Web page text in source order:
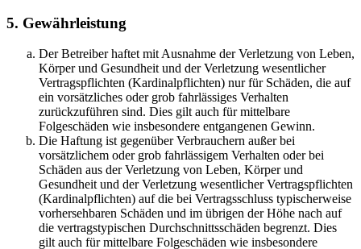
5. Gewährleistung
Der Betreiber haftet mit Ausnahme der Verletzung von Leben,
Körper und Gesundheit und der Verletzung wesentlicher
Vertragspflichten (Kardinalpflichten) nur für Schäden, die auf
ein vorsätzliches oder grob fahrlässiges Verhalten
zurückzuführen sind. Dies gilt auch für mittelbare
Folgeschäden wie insbesondere entgangenen Gewinn.
Die Haftung ist gegenüber Verbrauchern außer bei
vorsätzlichem oder grob fahrlässigem Verhalten oder bei
Schäden aus der Verletzung von Leben, Körper und
Gesundheit und der Verletzung wesentlicher Vertragspflichten
(Kardinalpflichten) auf die bei Vertragsschluss typischerweise
vorhersehbaren Schäden und im übrigen der Höhe nach auf
die vertragstypischen Durchschnittsschäden begrenzt. Dies
gilt auch für mittelbare Folgeschäden wie insbesondere